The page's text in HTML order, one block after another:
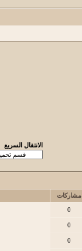
الانتقال السريع
مشاركات
0
0
0